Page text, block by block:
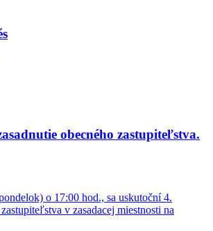
obecného zastupiteľstva.
o 17:00 hod., sa uskutoční 4.
v zasadacej miestnosti na